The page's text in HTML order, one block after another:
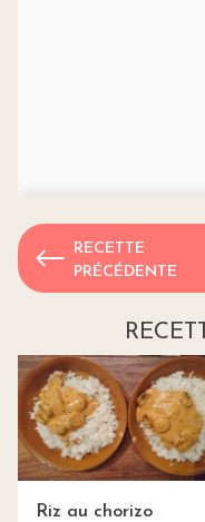
RECETTE
PRÉCÉDENTE
Riz au chorizo